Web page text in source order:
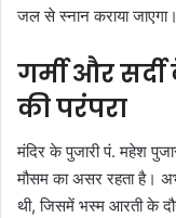
जल से स्नान कराया
गर्मी और
की परंपरा
मंदिर के पुजारी पं. महेश
मौसम का असर रहता है।
थी, जिसमें भस्म आरती के